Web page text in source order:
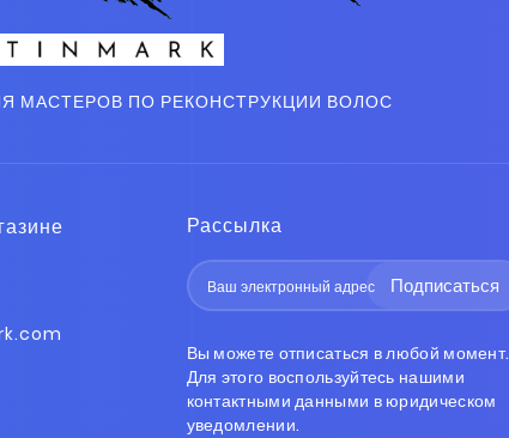
МАСТЕРОВ ПО РЕКОНСТРУКЦИИ ВОЛОС
Рассылка
Подписаться
Вы можете отписаться в любой момент.
Для этого воспользуйтесь нашими
контактными данными в юридическом
уведомлении.